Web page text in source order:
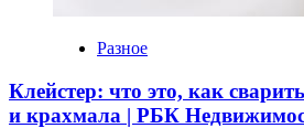
Разное
Клейстер: что это, как
и крахмала | РБК